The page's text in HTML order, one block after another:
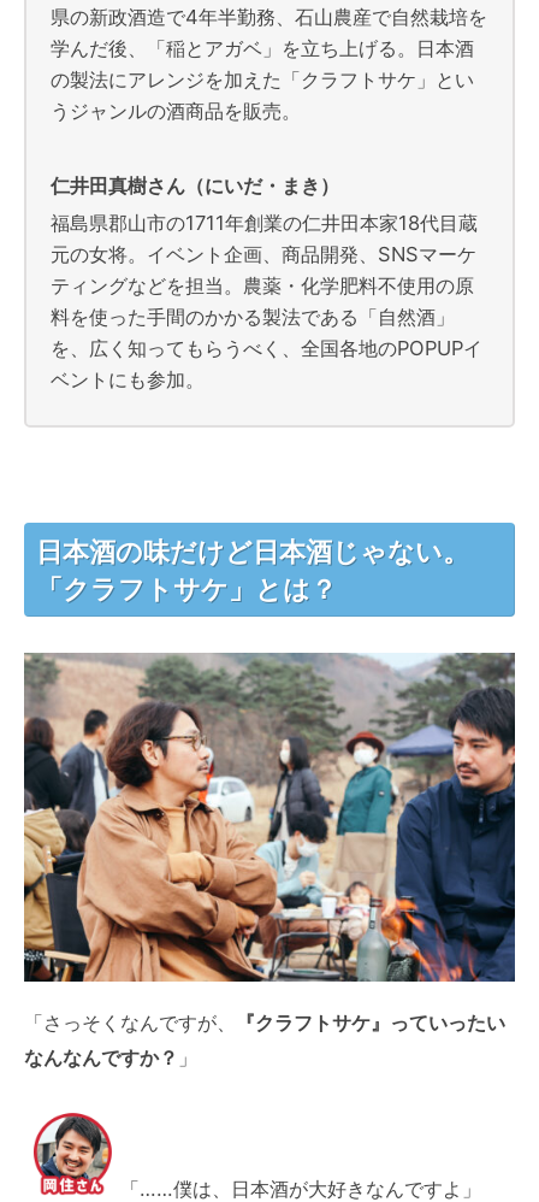
県の新政酒造で4年半勤務、石山農産で自然栽培を
学んだ後、「稲とアガベ」を立ち上げる。日本酒
の製法にアレンジを加えた「クラフトサケ」とい
うジャンルの酒商品を販売。
仁井田真樹さん（にいだ・まき）
福島県郡山市の1711年創業の仁井田本家18代目蔵
元の女将。イベント企画、商品開発、SNSマーケ
ティングなどを担当。農薬・化学肥料不使用の原
料を使った手間のかかる製法である「自然酒」
を、広く知ってもらうべく、全国各地のPOPUPイ
ベントにも参加。
日本酒の味だけど日本酒じゃない。
「クラフトサケ」とは？
「さっそくなんですが、
『クラフトサケ』っていったい
なんなんですか？ 」
「……僕は、日本酒が大好きなんですよ」